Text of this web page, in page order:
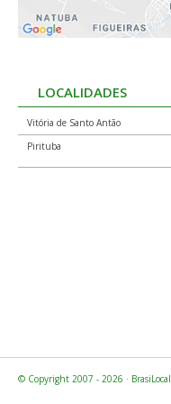
LOCALIDADES
Vitória de Santo Antão
Pirituba
© Copyright 2007 - 2026 · BrasiLocal